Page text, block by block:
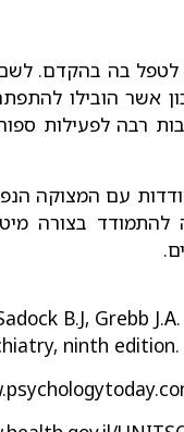
לטפל בה בהקדם.
אשר הובילו
רבה לפעילות
עם המצוקה
להתמודד בצורה
B.J, Grebb
ninth